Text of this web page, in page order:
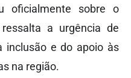
oficialmente sobre o
a urgência de
inclusão e do apoio às
na região.